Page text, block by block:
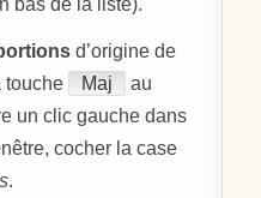
d’origine de
touche
Maj
au
un clic gauche dans
cocher la case
.